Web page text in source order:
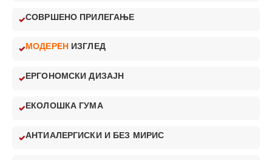
СОВРШЕНО ПРИЛЕГАЊЕ
МОДЕРЕН ИЗГЛЕД
ЕРГОНОМСКИ ДИЗАЈН
ЕКОЛОШКА ГУМА
АНТИАЛЕРГИСКИ И БЕЗ МИРИС